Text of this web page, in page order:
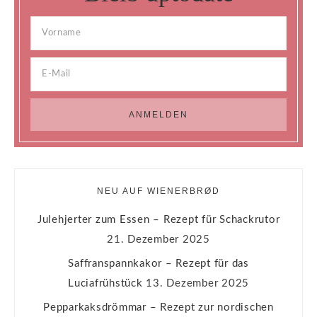
NEU AUF WIENERBRØD
Julehjerter zum Essen – Rezept für Schackrutor
21. Dezember 2025
Saffranspannkakor – Rezept für das
Luciafrühstück 13. Dezember 2025
Pepparkaksdrömmar – Rezept zur nordischen